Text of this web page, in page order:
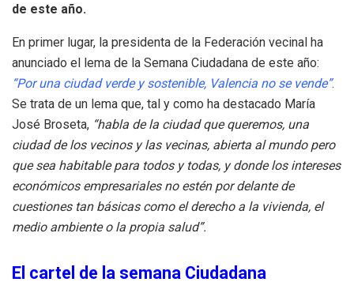
de este año.
En primer lugar, la presidenta de la Federación vecinal ha
anunciado el lema de la Semana Ciudadana de este año:
“Por una ciudad verde y sostenible, Valencia no se vende”.
Se trata de un lema que, tal y como ha destacado María
José Broseta, “habla de la ciudad que queremos, una
ciudad de los vecinos y las vecinas, abierta al mundo pero
que sea habitable para todos y todas, y donde los intereses
económicos empresariales no estén por delante de
cuestiones tan básicas como el derecho a la vivienda, el
medio ambiente o la propia salud”.
El cartel de la semana Ciudadana